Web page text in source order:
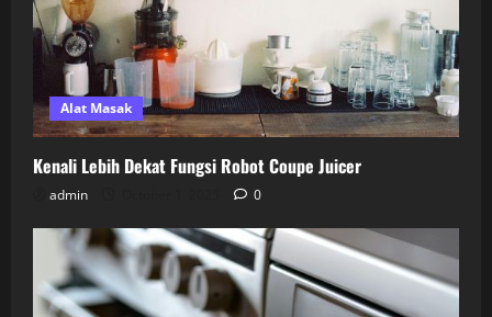
Alat Masak
Kenali Lebih Dekat Fungsi Robot Coupe Juicer
admin 0